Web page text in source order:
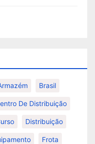
Brasil
De Distribuição
Distribuição
Frota